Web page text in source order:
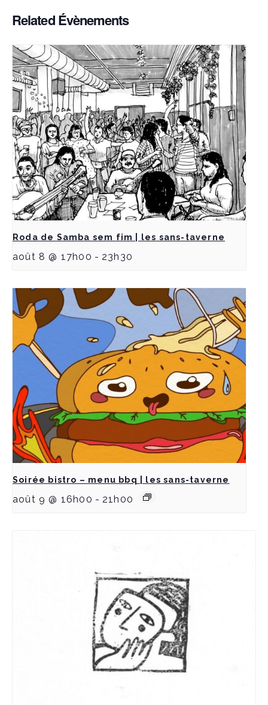
Related Évènements
Roda de Samba sem fim | les sans-taverne
août 8 @ 17h00 - 23h30
Soirée bistro – menu bbq | les sans-taverne
août 9 @ 16h00 - 21h00